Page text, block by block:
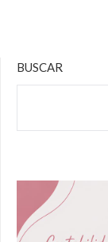
BUSCAR